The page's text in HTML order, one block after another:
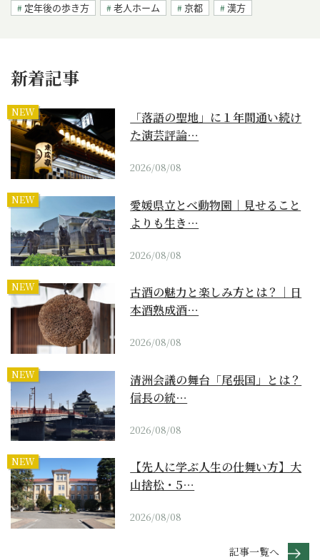
定年後の歩き方
老人ホーム 京都 漢方
新着記事
NEW
「落語の聖地」に１年間通い続け
た演芸評論…
2026/08/08
NEW
愛媛県立とべ動物園｜見せること
よりも生き…
2026/08/08
NEW
古酒の魅力と楽しみ方とは？｜日
本酒熟成酒…
2026/08/08
NEW
清洲会議の舞台「尾張国」とは？
信長の統…
2026/08/08
NEW
【先人に学ぶ人生の仕舞い方】大
山捨松・5…
2026/08/08
記事一覧へ